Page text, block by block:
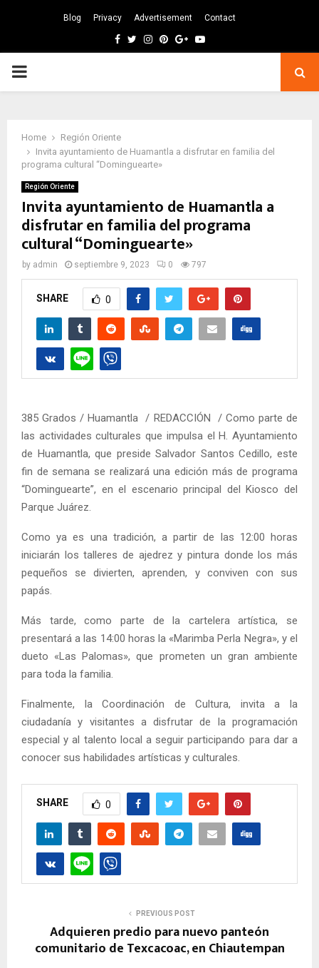
Blog Privacy Advertisement Contact
Facebook
TwitterInstagram
Pinterest
GoogleYoutube
PRIMARY
Home
Región Oriente
Invita ayuntamiento de Huamantla a disfrutar en familia del
programa cultural “Dominguearte»
Región Oriente
Invita ayuntamiento de Huamantla a
disfrutar en familia del programa
cultural “Dominguearte»
by admin septiembre 9, 2023 0 797
SHARE 0
385 Grados / Huamantla / REDACCIÓN / Como parte de
las actividades culturales que impulsa el H. Ayuntamiento
de Huamantla, que preside Salvador Santos Cedillo, este
fin de semana se realizará una edición más de programa
“Dominguearte”, en el escenario principal del Kiosco del
Parque Juárez.
Como ya es una tradición, a partir de las 12:00 horas
iniciarán los talleres de ajedrez y pintura donde los más
pequeños se divierten, aprenden, y conviven con sus
papás.
Más tarde, como parte de la cartelera artística, se
presentará a las 14:00 horas la «Marimba Perla Negra», y el
dueto «Las Palomas», que prometen un gran ambiente
para toda la familia.
Finalmente, la Coordinación de Cultura, invita a la
ciudadanía y visitantes a disfrutar de la programación
especial y al talento local a seguir participando para dar a
conocer sus habilidades artísticas y culturales.
SHARE 0
PREVIOUS POST
Adquieren predio para nuevo panteón
comunitario de Texcacoac, en Chiautempan